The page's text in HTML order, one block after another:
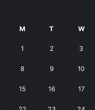
M T W
1 2 3
8 9 10
15 16 17